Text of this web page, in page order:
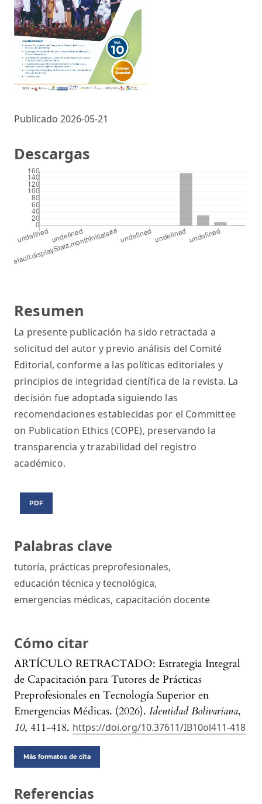
Publicado 2026-05-21
Palabras clave
tutoría, prácticas preprofesionales,
educación técnica y tecnológica,
emergencias médicas, capacitación docente
Cómo citar
ARTÍCULO RETRACTADO: Estrategia Integral
de Capacitación para Tutores de Prácticas
Preprofesionales en Tecnología Superior en
Emergencias Médicas. (2026). Identidad Bolivariana,
10, 411-418. https://doi.org/10.37611/IB10ol411-418
Más formatos de cita
Resumen
La presente publicación ha sido retractada a
solicitud del autor y previo análisis del Comité
Editorial, conforme a las políticas editoriales y
principios de integridad científica de la revista. La
decisión fue adoptada siguiendo las
recomendaciones establecidas por el Committee
on Publication Ethics (COPE), preservando la
transparencia y trazabilidad del registro
académico.
PDF
Descargas
Referencias